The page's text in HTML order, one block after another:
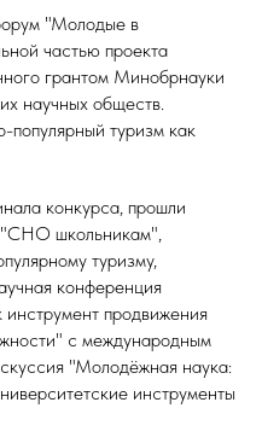
"Молодые в
частью проекта
грантом Минобрнауки
научных обществ.
туризм как
конкурса, прошли
"СНО школьникам",
туризму,
конференция
продвижения
с международным
"Молодёжная наука:
инструменты